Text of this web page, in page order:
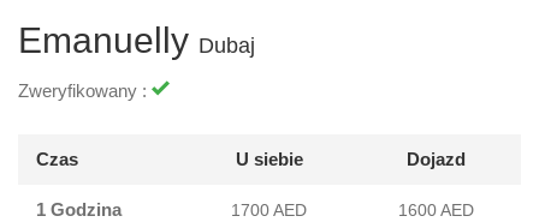
Emanuelly Dubaj
Zweryfikowany :
Czas U siebie Dojazd
1 Godzina 1700 AED 1600 AED